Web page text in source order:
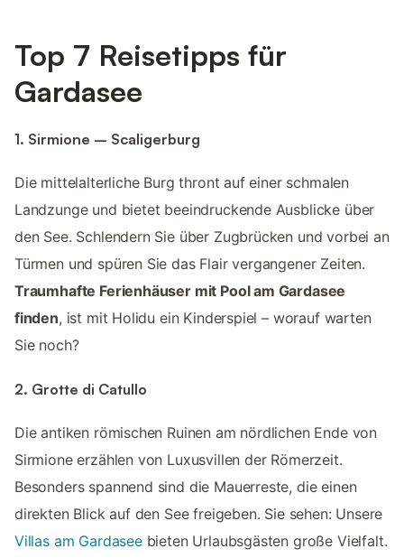
Top 7 Reisetipps für
Gardasee
1. Sirmione – Scaligerburg
Die mittelalterliche Burg thront auf einer schmalen
Landzunge und bietet beeindruckende Ausblicke über
den See. Schlendern Sie über Zugbrücken und vorbei an
Türmen und spüren Sie das Flair vergangener Zeiten.
Traumhafte Ferienhäuser mit Pool am Gardasee
finden, ist mit Holidu ein Kinderspiel – worauf warten
Sie noch?
2. Grotte di Catullo
Die antiken römischen Ruinen am nördlichen Ende von
Sirmione erzählen von Luxusvillen der Römerzeit.
Besonders spannend sind die Mauerreste, die einen
direkten Blick auf den See freigeben. Sie sehen: Unsere
Villas am Gardaseebieten Urlaubsgästen große Vielfalt.